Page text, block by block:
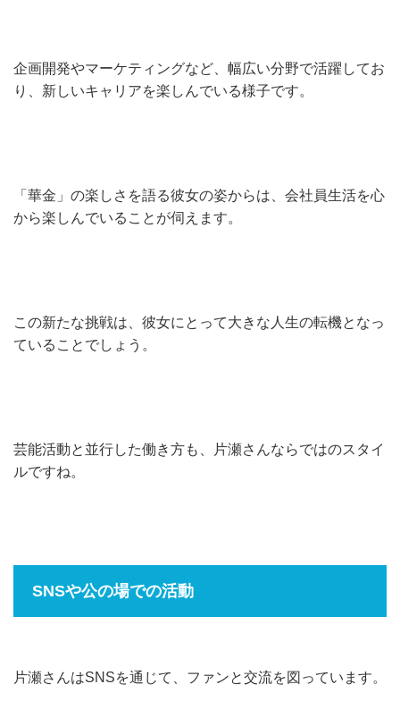
企画開発やマーケティングなど、幅広い分野で活躍してお
り、新しいキャリアを楽しんでいる様子です。
「華金」の楽しさを語る彼女の姿からは、会社員生活を心
から楽しんでいることが伺えます。
この新たな挑戦は、彼女にとって大きな人生の転機となっ
ていることでしょう。
芸能活動と並行した働き方も、片瀬さんならではのスタイ
ルですね。
SNSや公の場での活動
片瀬さんはSNSを通じて、ファンと交流を図っています。